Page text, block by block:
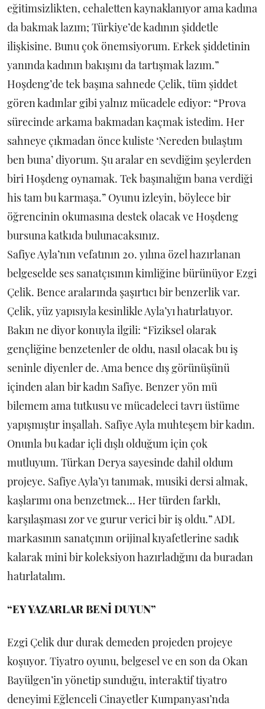
eğitimsizlikten, cehaletten kaynaklanıyor ama kadına
da bakmak lazım; Türkiye’de kadının şiddetle
ilişkisine. Bunu çok önemsiyorum. Erkek şiddetinin
yanında kadının bakışını da tartışmak lazım.”
Hoşdeng’de tek başına sahnede Çelik, tüm şiddet
gören kadınlar gibi yalnız mücadele ediyor: “Prova
sürecinde arkama bakmadan kaçmak istedim. Her
sahneye çıkmadan önce kuliste ‘Nereden bulaştım
ben buna’ diyorum. Şu aralar en sevdiğim şeylerden
biri Hoşdeng oynamak. Tek başınalığın bana verdiği
his tam bu karmaşa.” Oyunu izleyin, böylece bir
öğrencinin okumasına destek olacak ve Hoşdeng
bursuna katkıda bulunacaksınız.
Safiye Ayla’nın vefatının 20. yılına özel hazırlanan
belgeselde ses sanatçısının kimliğine bürünüyor Ezgi
Çelik. Bence aralarında şaşırtıcı bir benzerlik var.
Çelik, yüz yapısıyla kesinlikle Ayla’yı hatırlatıyor.
Bakın ne diyor konuyla ilgili: “Fiziksel olarak
gençliğine benzetenler de oldu, nasıl olacak bu iş
seninle diyenler de. Ama bence dış görünüşünü
içinden alan bir kadın Safiye. Benzer yön mü
bilemem ama tutkusu ve mücadeleci tavrı üstüme
yapışmıştır inşallah. Safiye Ayla muhteşem bir kadın.
Onunla bu kadar içli dışlı olduğum için çok
mutluyum. Türkan Derya sayesinde dahil oldum
projeye. Safiye Ayla’yı tanımak, musiki dersi almak,
kaşlarımı ona benzetmek… Her türden farklı,
karşılaşması zor ve gurur verici bir iş oldu.” ADL
markasının sanatçının orijinal kıyafetlerine sadık
kalarak mini bir koleksiyon hazırladığını da buradan
hatırlatalım.
“EY YAZARLAR BENİ DUYUN”
Ezgi Çelik dur durak demeden projeden projeye
koşuyor. Tiyatro oyunu, belgesel ve en son da Okan
Bayülgen’in yönetip sunduğu, interaktif tiyatro
deneyimi Eğlenceli Cinayetler Kumpanyası’nda